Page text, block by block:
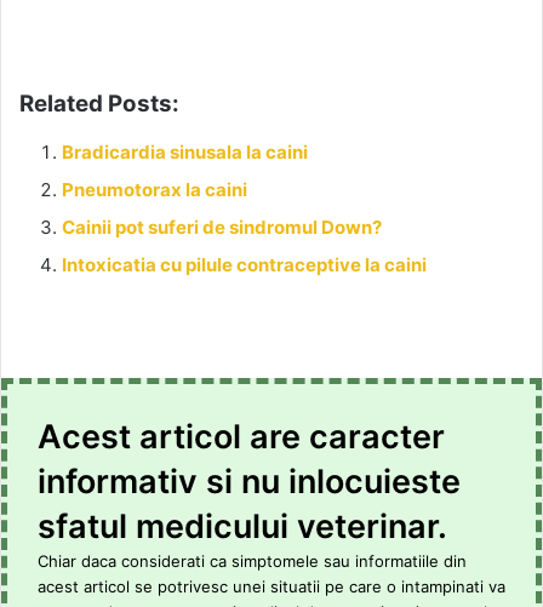
Related Posts:
Bradicardia sinusala la caini
Pneumotorax la caini
Cainii pot suferi de sindromul Down?
Intoxicatia cu pilule contraceptive la caini
Acest articol are caracter
informativ si nu inlocuieste
sfatul medicului veterinar.
Chiar daca considerati ca simptomele sau informatiile din
acest articol se potrivesc unei situatii pe care o intampinati va